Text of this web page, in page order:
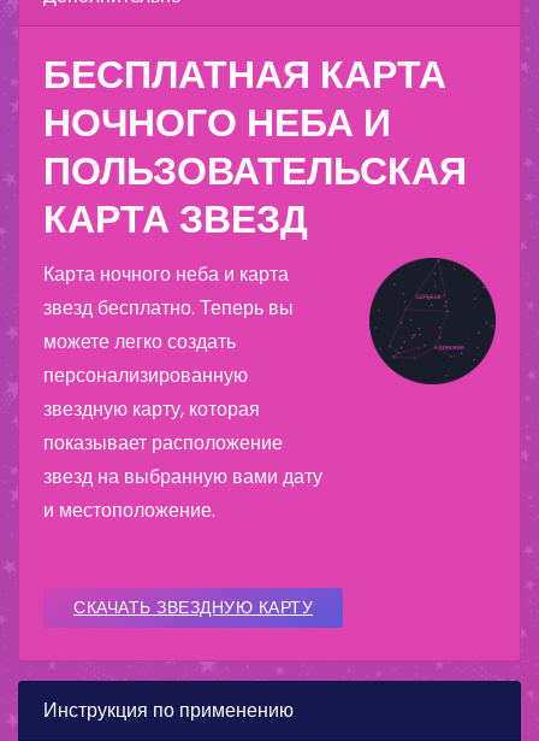
БЕСПЛАТНАЯ КАРТА
НОЧНОГО НЕБА И
ПОЛЬЗОВАТЕЛЬСКАЯ
КАРТА ЗВЕЗД
Карта ночного неба и карта
звезд бесплатно. Теперь вы
можете легко создать
персонализированную
звездную карту, которая
показывает расположение
звезд на выбранную вами дату
и местоположение.
СКАЧАТЬ ЗВЕЗДНУЮ КАРТУ
Инструкция по применению